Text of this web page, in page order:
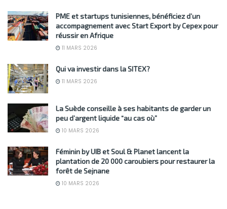
PME et startups tunisiennes, bénéficiez d’un
accompagnement avec Start Export by Cepex pour
réussir en Afrique
11 MARS 2026
Qui va investir dans la SITEX?
11 MARS 2026
La Suède conseille à ses habitants de garder un
peu d’argent liquide “au cas où”
10 MARS 2026
Féminin by UIB et Soul & Planet lancent la
plantation de 20 000 caroubiers pour restaurer la
forêt de Sejnane
10 MARS 2026